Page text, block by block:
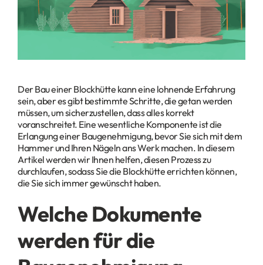
Der Bau einer Blockhütte kann eine lohnende Erfahrung
sein, aber es gibt bestimmte Schritte, die getan werden
müssen, um sicherzustellen, dass alles korrekt
voranschreitet. Eine wesentliche Komponente ist die
Erlangung einer Baugenehmigung, bevor Sie sich mit dem
Hammer und Ihren Nägeln ans Werk machen. In diesem
Artikel werden wir Ihnen helfen, diesen Prozess zu
durchlaufen, sodass Sie die Blockhütte errichten können,
die Sie sich immer gewünscht haben.
Welche Dokumente
werden für die